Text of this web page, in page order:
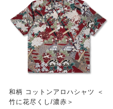
和柄 コットンアロハシャツ ＜
竹に花尽くし/濃赤＞